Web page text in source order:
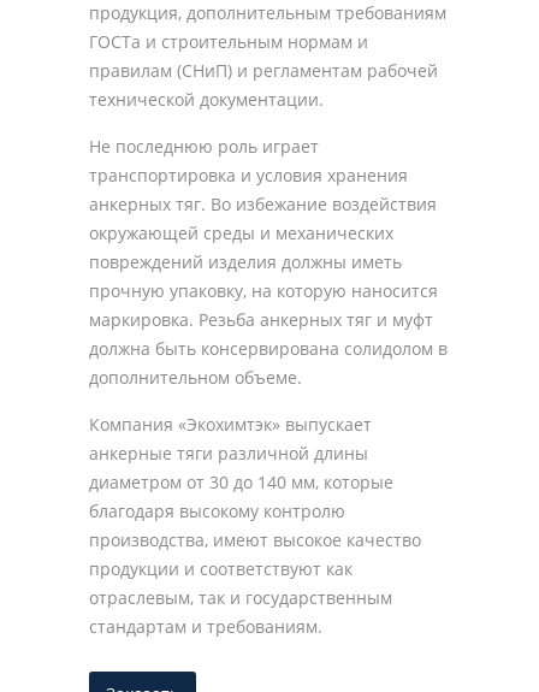
продукция, дополнительным требованиям
ГОСТа и строительным нормам и
правилам (СНиП) и регламентам рабочей
технической документации.
Не последнюю роль играет
транспортировка и условия хранения
анкерных тяг. Во избежание воздействия
окружающей среды и механических
повреждений изделия должны иметь
прочную упаковку, на которую наносится
маркировка. Резьба анкерных тяг и муфт
должна быть консервирована солидолом в
дополнительном объеме.
Компания «Экохимтэк» выпускает
анкерные тяги различной длины
диаметром от 30 до 140 мм, которые
благодаря высокому контролю
производства, имеют высокое качество
продукции и соответствуют как
отраслевым, так и государственным
стандартам и требованиям.